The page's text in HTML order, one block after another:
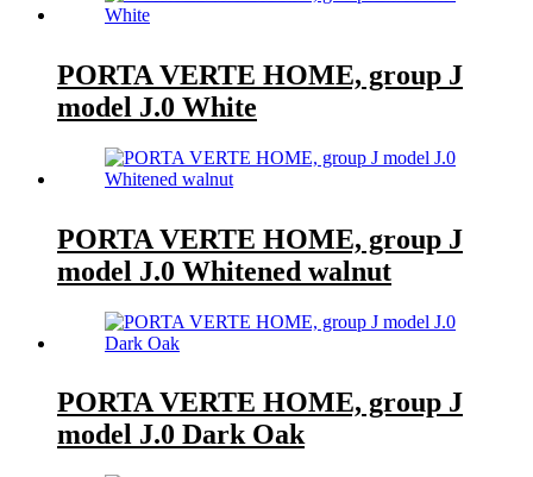
PORTA VERTE HOME, group J
model J.0 White
PORTA VERTE HOME, group J
model J.0 Whitened walnut
PORTA VERTE HOME, group J
model J.0 Dark Oak